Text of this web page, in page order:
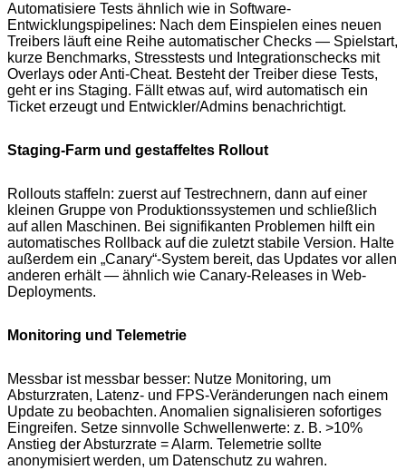
Automatisiere Tests ähnlich wie in Software-
Entwicklungspipelines: Nach dem Einspielen eines neuen
Treibers läuft eine Reihe automatischer Checks — Spielstart,
kurze Benchmarks, Stresstests und Integrationschecks mit
Overlays oder Anti-Cheat. Besteht der Treiber diese Tests,
geht er ins Staging. Fällt etwas auf, wird automatisch ein
Ticket erzeugt und Entwickler/Admins benachrichtigt.
Staging-Farm und gestaffeltes Rollout
Rollouts staffeln: zuerst auf Testrechnern, dann auf einer
kleinen Gruppe von Produktionssystemen und schließlich
auf allen Maschinen. Bei signifikanten Problemen hilft ein
automatisches Rollback auf die zuletzt stabile Version. Halte
außerdem ein „Canary“-System bereit, das Updates vor allen
anderen erhält — ähnlich wie Canary-Releases in Web-
Deployments.
Monitoring und Telemetrie
Messbar ist messbar besser: Nutze Monitoring, um
Absturzraten, Latenz- und FPS-Veränderungen nach einem
Update zu beobachten. Anomalien signalisieren sofortiges
Eingreifen. Setze sinnvolle Schwellenwerte: z. B. >10%
Anstieg der Absturzrate = Alarm. Telemetrie sollte
anonymisiert werden, um Datenschutz zu wahren.